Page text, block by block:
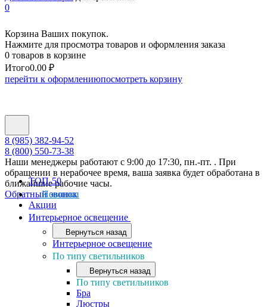
0
Корзина Ваших покупок.
Нажмите для просмотра товаров и оформления заказа
0 товаров в корзине
Итого0.00 ₽
перейти к оформлениюпосмотреть корзину
8 (985) 382-94-52
8 (800) 550-73-38
Наши менеджеры работают с 9:00 до 17:30, пн.-пт. . При
обращении в нерабочее время, ваша заявка будет обработана в
ближайшие рабочие часы.
Обратный звонок
ТОП-50
Новинки
Акции
Интерьерное освещение
Вернуться назад
Интерьерное освещение
По типу светильников
Вернуться назад
По типу светильников
Бра
Люстры